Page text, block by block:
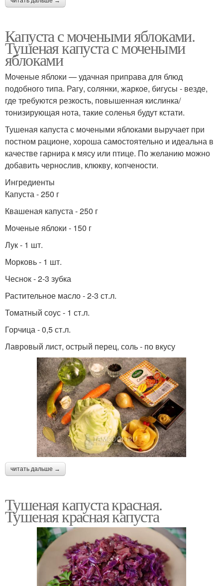
Капуста с мочеными яблоками.
Тушеная капуста с мочеными
яблоками
Моченые яблоки — удачная приправа для блюд
подобного типа. Рагу, солянки, жаркое, бигусы - везде,
где требуются резкость, повышенная кислинка/
тонизирующая нота, такие соленья будут кстати.
Тушеная капуста с мочеными яблоками выручает при
постном рационе, хороша самостоятельно и идеальна в
качестве гарнира к мясу или птице. По желанию можно
добавить чернослив, клюкву, копчености.
Ингредиенты
Капуста - 250 г
Квашеная капуста - 250 г
Моченые яблоки - 150 г
Лук - 1 шт.
Морковь - 1 шт.
Чеснок - 2-3 зубка
Растительное масло - 2-3 ст.л.
Томатный соус - 1 ст.л.
Горчица - 0,5 ст.л.
Лавровый лист, острый перец, соль - по вкусу
читать дальше →
Тушеная капуста красная.
Тушеная красная капуста